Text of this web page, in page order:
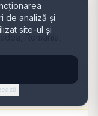
de analiză și
site-ul și
România,